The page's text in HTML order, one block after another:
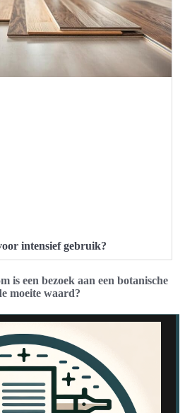
intensief gebruik?
is een bezoek aan een botanische
moeite waard?